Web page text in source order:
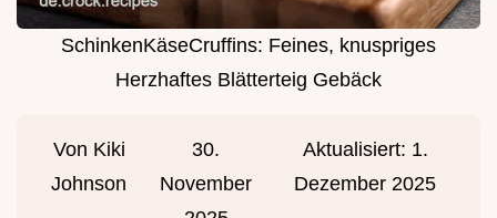
SchinkenKäseCruffins: Feines, knuspriges
Herzhaftes Blätterteig Gebäck
Von Kiki
Johnson
30.
November
Aktualisiert: 1.
Dezember 2025